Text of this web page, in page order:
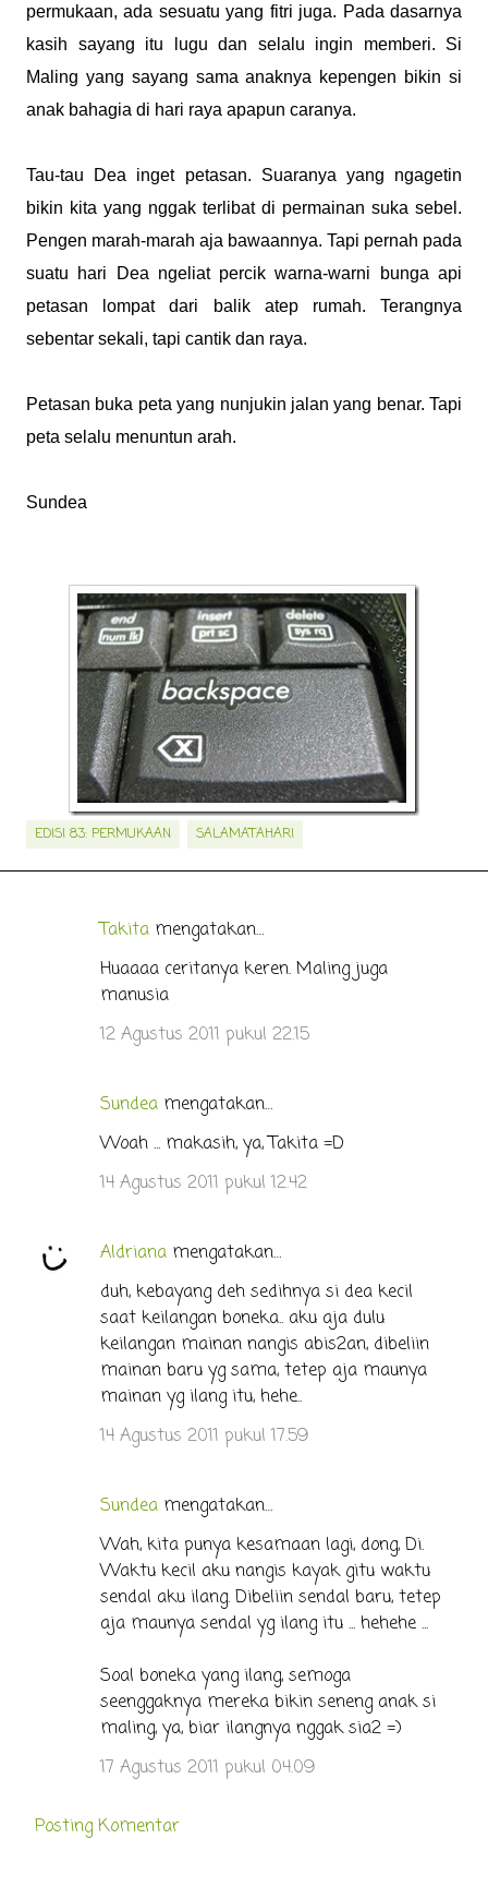
permukaan, ada sesuatu yang fitri juga. Pada dasarnya
kasih sayang itu lugu dan selalu ingin memberi. Si
Maling yang sayang sama anaknya kepengen bikin si
anak bahagia di hari raya apapun caranya.
Tau-tau Dea inget petasan. Suaranya yang ngagetin
bikin kita yang nggak terlibat di permainan suka sebel.
Pengen marah-marah aja bawaannya. Tapi pernah pada
suatu hari Dea ngeliat percik warna-warni bunga api
petasan lompat dari balik atep rumah. Terangnya
sebentar sekali, tapi cantik dan raya.
Petasan buka peta yang nunjukin jalan yang benar. Tapi
peta selalu menuntun arah.
Sundea
EDISI 83: PERMUKAAN SALAMATAHARI
Takita mengatakan…
Huaaaa ceritanya keren. Maling juga
manusia
12 Agustus 2011 pukul 22.15
Sundea mengatakan…
Woah ... makasih, ya, Takita =D
14 Agustus 2011 pukul 12.42
Aldriana mengatakan…
duh, kebayang deh sedihnya si dea kecil
saat keilangan boneka.. aku aja dulu
keilangan mainan nangis abis2an, dibeliin
mainan baru yg sama, tetep aja maunya
mainan yg ilang itu, hehe..
14 Agustus 2011 pukul 17.59
Sundea mengatakan…
Wah, kita punya kesamaan lagi, dong, Di.
Waktu kecil aku nangis kayak gitu waktu
sendal aku ilang. Dibeliin sendal baru, tetep
aja maunya sendal yg ilang itu ... hehehe ...
Soal boneka yang ilang, semoga
seenggaknya mereka bikin seneng anak si
maling, ya, biar ilangnya nggak sia2 =)
17 Agustus 2011 pukul 04.09
Posting Komentar